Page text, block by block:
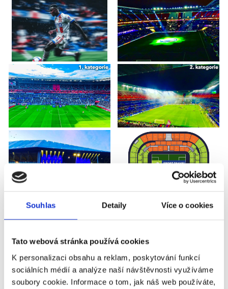
Souhlas Detaily Více o cookies
Tato webová stránka používá cookies
K personalizaci obsahu a reklam, poskytování funkcí
sociálních médií a analýze naší návštěvnosti využíváme
soubory cookie. Informace o tom, jak náš web používáte,
OLYMPIQUE LYON - TOULOUSE
Příplatky za vstupenky vyšší kategorie
Název Příplatek